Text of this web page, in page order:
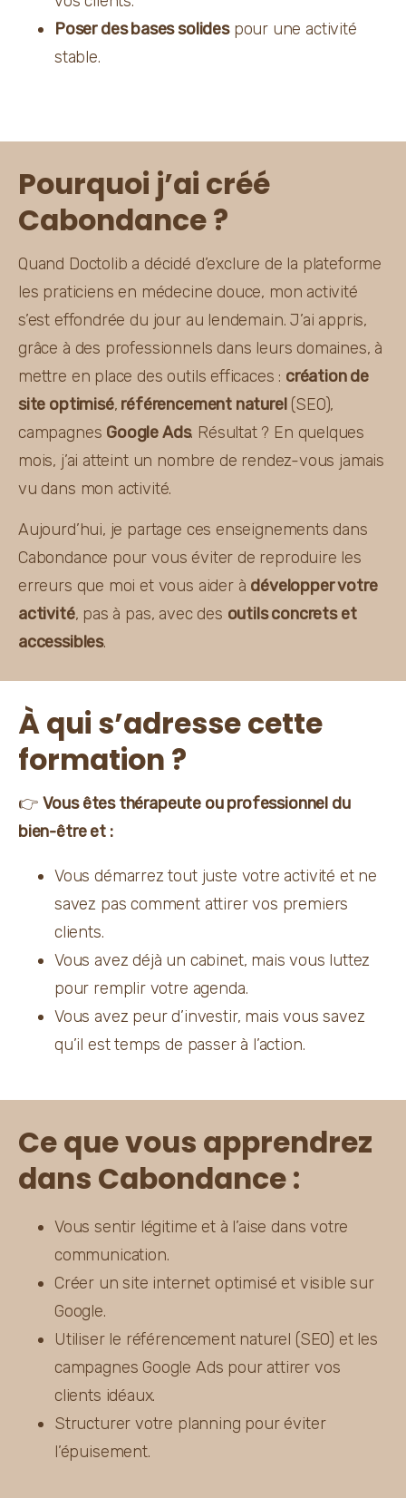
Poser des bases solides pour une activité
stable.
Pourquoi j’ai créé
Cabondance ?
Quand Doctolib a décidé d’exclure de la plateforme
les praticiens en médecine douce, mon activité
s’est effondrée du jour au lendemain. J’ai appris,
grâce à des professionnels dans leurs domaines, à
mettre en place des outils efficaces : création de
site optimisé, référencement naturel (SEO),
campagnes Google Ads. Résultat ? En quelques
mois, j’ai atteint un nombre de rendez-vous jamais
vu dans mon activité.
Aujourd’hui, je partage ces enseignements dans
Cabondance pour vous éviter de reproduire les
erreurs que moi et vous aider à développer votre
activité, pas à pas, avec des outils concrets et
accessibles.
À qui s’adresse cette
formation ?
👉 Vous êtes thérapeute ou professionnel du
bien-être et :
Vous démarrez tout juste votre activité et ne
savez pas comment attirer vos premiers
clients.
Vous avez déjà un cabinet, mais vous luttez
pour remplir votre agenda.
Vous avez peur d’investir, mais vous savez
qu’il est temps de passer à l’action.
Ce que vous apprendrez
dans Cabondance :
Vous sentir légitime et à l’aise dans votre
communication.
Créer un site internet optimisé et visible sur
Google.
Utiliser le référencement naturel (SEO) et les
campagnes Google Ads pour attirer vos
clients idéaux.
Structurer votre planning pour éviter
l’épuisement.